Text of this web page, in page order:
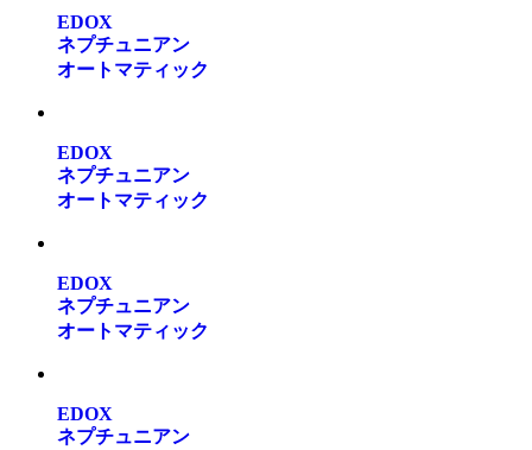
EDOX
ネプチュニアン
オートマティック
EDOX
ネプチュニアン
オートマティック
EDOX
ネプチュニアン
オートマティック
EDOX
ネプチュニアン